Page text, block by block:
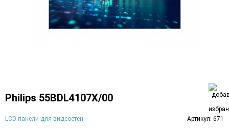
Philips 55BDL4107X/00
LCD панели для видеостен Артикул: 671